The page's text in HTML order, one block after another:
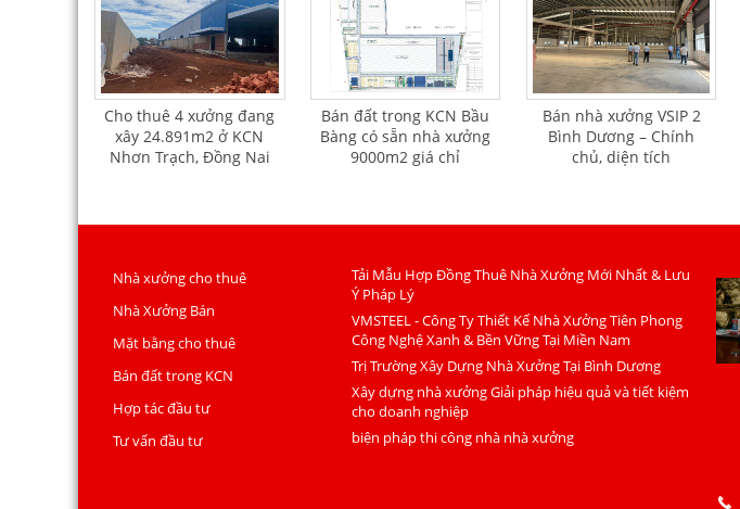
Cho thuê 4 xưởng đang
xây 24.891m2 ở KCN
Nhơn Trạch, Đồng Nai
Bán đất trong KCN Bầu
Bàng có sẵn nhà xưởng
9000m2 giá chỉ
Bán nhà xưởng VSIP 2
Bình Dương – Chính
chủ, diện tích
Nhà xưởng cho thuê
Nhà Xưởng Bán
Mặt bằng cho thuê
Bán đất trong KCN
Hợp tác đầu tư
Tư vấn đầu tư
Tải Mẫu Hợp Đồng Thuê Nhà Xưởng Mới Nhất & Lưu
Ý Pháp Lý
VMSTEEL - Công Ty Thiết Kế Nhà Xưởng Tiên Phong
Công Nghệ Xanh & Bền Vững Tại Miền Nam
Trị Trường Xây Dựng Nhà Xưởng Tại Bình Dương
Xây dựng nhà xưởng Giải pháp hiệu quả và tiết kiệm
cho doanh nghiệp
biện pháp thi công nhà nhà xưởng